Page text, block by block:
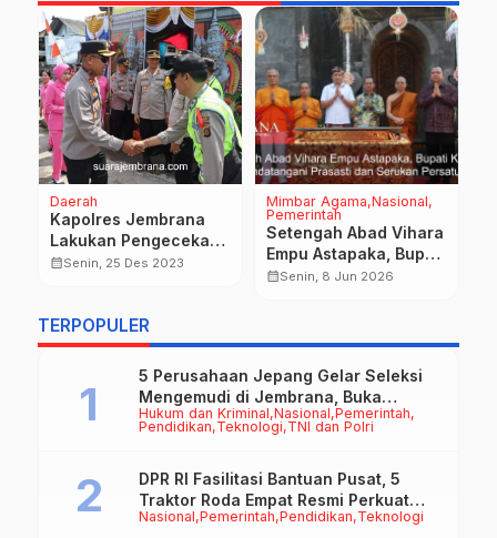
Daerah
Kapolres Jembrana
Lakukan Pengecekan
dan Pemantauan Pos
calendar_monthSenin, 25 Des 2023
Mimbar Agama Nasional
Pemerintah
Setengah Abad Vihara
Empu Astapaka, Bupati
Tandatangani Prasasti
calendar_monthSenin, 8 Jun 2026
TERPOPULER
Hukum dan Kriminal Nasional Pemerintah
Pendidikan Teknologi TNI dan Polri
5 Perusahaan Jepang Gelar Seleksi
Mengemudi di Jembrana, Buka
Peluang Kerja bagi Calon PMI
Nasional Pemerintah Pendidikan Teknologi
DPR RI Fasilitasi Bantuan Pusat, 5
Traktor Roda Empat Resmi Perkuat
Mekanisasi Pertanian Jembrana